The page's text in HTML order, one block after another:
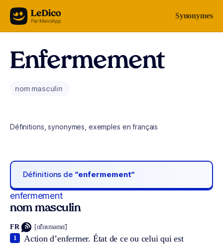
Aller au contenu Synonymes
Enfermement
nom masculin
Définitions, synonymes, exemples en français
Définitions de “enfermement“
enfermement
nom masculin
FR [ɑ̃fɛʀməmɑ̃]
Action d’enfermer. État de ce ou celui qui est
1